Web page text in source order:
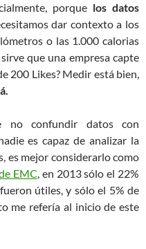
porque los datos
dar contexto a los
o las 1.000 calorias
que una empresa capte
200 Likes? Medir está bien,
no confundir datos con
es capaz de analizar la
es mejor considerarlo como
EMC, en 2013 sólo el 22%
útiles, y sólo el 5% de
me refería al inicio de este